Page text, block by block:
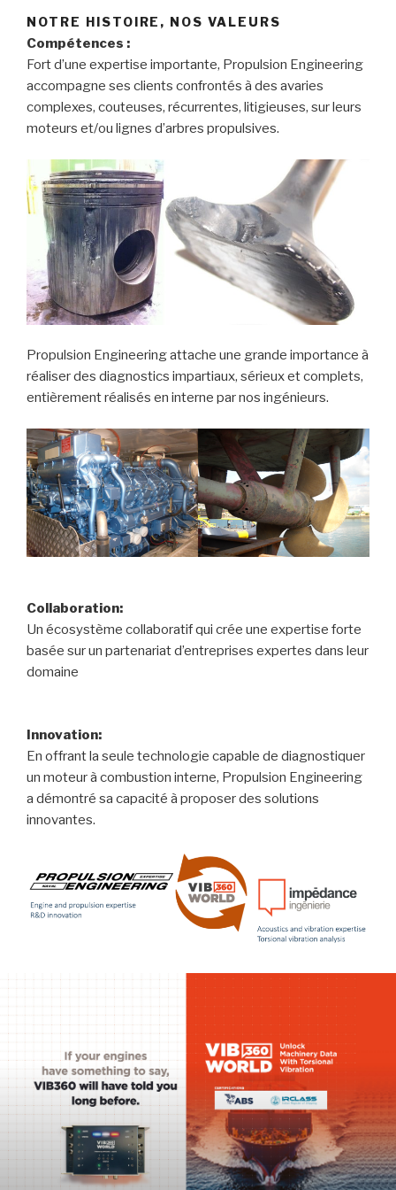
NOTRE HISTOIRE, NOS VALEURS
Compétences :
Fort d’une expertise importante, Propulsion Engineering
accompagne ses clients confrontés à des avaries
complexes, couteuses, récurrentes, litigieuses, sur leurs
moteurs et/ou lignes d’arbres propulsives.
Propulsion Engineering attache une grande importance à
réaliser des diagnostics impartiaux, sérieux et complets,
entièrement réalisés en interne par nos ingénieurs.
Collaboration:
Un écosystème collaboratif qui crée une expertise forte
basée sur un partenariat d’entreprises expertes dans leur
domaine
Innovation:
En offrant la seule technologie capable de diagnostiquer
un moteur à combustion interne, Propulsion Engineering
a démontré sa capacité à proposer des solutions
innovantes.